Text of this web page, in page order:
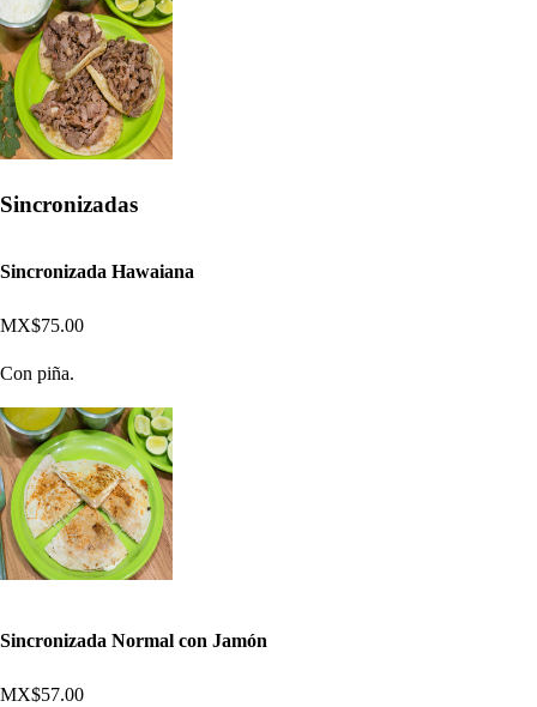
Sincronizadas
Sincronizada Hawaiana
MX$75.00
Con piña.
Sincronizada Normal con Jamón
MX$57.00